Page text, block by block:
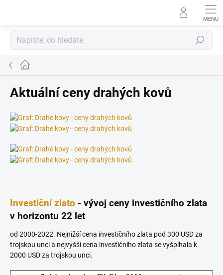
Hledat
Domů
Aktuální ceny drahých kovů
Investiční zlato - vývoj ceny investičního zlata
v horizontu 22 let
od 2000-2022. Nejnižší cena investičního zlata pod 300 USD za
trojskou unci a nejvyšší cena investičního zlata se vyšplhala k
2000 USD za trojskou unci.